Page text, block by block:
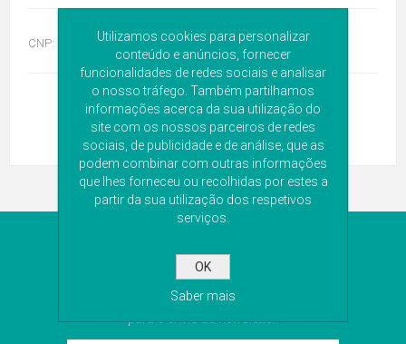
CNP: 7985150
NEWSLETTER
Subscreva a nossa newsletter para receber as
últimas novidades. Iremos guardar o seu email
para o envio da newsletter.
Utilizamos cookies para personalizar
conteúdo e anúncios, fornecer
funcionalidades de redes sociais e analisar
o nosso tráfego. Também partilhamos
informações acerca da sua utilização do
site com os nossos parceiros de redes
sociais, de publicidade e de análise, que as
podem combinar com outras informações
que lhes forneceu ou recolhidas por estes a
partir da sua utilização dos respetivos
serviços.
OK
Saber mais